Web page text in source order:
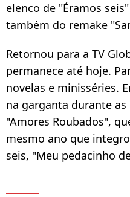
elenco de "Éramos
também do remake
Retornou para a TV
permanece até hoje.
novelas e minisséries.
na garganta durante
"Amores Roubados",
mesmo ano que
seis, "Meu pedacinho